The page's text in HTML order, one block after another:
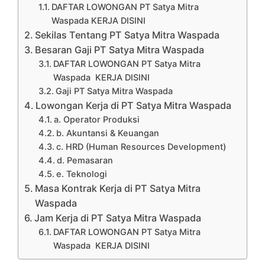
DAFTAR LOWONGAN PT Satya Mitra
Waspada KERJA DISINI
Sekilas Tentang PT Satya Mitra Waspada
Besaran Gaji PT Satya Mitra Waspada
DAFTAR LOWONGAN PT Satya Mitra
Waspada KERJA DISINI
Gaji PT Satya Mitra Waspada
Lowongan Kerja di PT Satya Mitra Waspada
a. Operator Produksi
b. Akuntansi & Keuangan
c. HRD (Human Resources Development)
d. Pemasaran
e. Teknologi
Masa Kontrak Kerja di PT Satya Mitra
Waspada
Jam Kerja di PT Satya Mitra Waspada
DAFTAR LOWONGAN PT Satya Mitra
Waspada KERJA DISINI